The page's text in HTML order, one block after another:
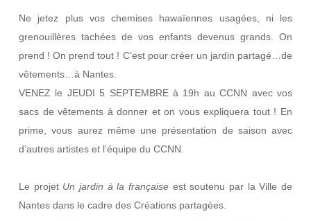
Ne jetez plus vos chemises hawaïennes usagées, ni les
grenouillères tachées de vos enfants devenus grands. On
prend ! On prend tout ! C’est pour créer un jardin partagé…de
vêtements…à Nantes.
VENEZ le JEUDI 5 SEPTEMBRE à 19h au CCNN avec vos
sacs de vêtements à donner et on vous expliquera tout ! En
prime, vous aurez même une présentation de saison avec
d’autres artistes et l’équipe du CCNN.
Le projet Un jardin à la française est soutenu par la Ville de
Nantes dans le cadre des Créations partagées.